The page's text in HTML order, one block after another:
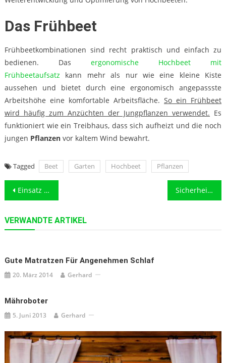
Das Frühbeet
Frühbeetkombinationen sind recht praktisch und einfach zu
bedienen. Das ergonomische Hochbeet mit
Frühbeetaufsatz kann mehr als nur wie eine kleine Kiste
aussehen und bietet durch eine ergonomisch angepassste
Arbeitshöhe eine komfortable Arbeitsfläche.So ein Frühbeet
wird häufig zum Anzüchten der Jungpflanzen verwendet. Es
funktioniert wie ein Treibhaus, dass sich aufheizt und die noch
jungen Pflanzenvor kaltem Wind bewahrt.
Tagged Beet Garten Hochbeet Pflanzen
Beitragsnavigation
Einsatz von Kompressoren beim Hausbau Sicherheit für alt und jung zu Hause mit rutschhemmenden Bodenbelägen
VERWANDTE ARTIKEL
Gute Matratzen Für Angenehmen Schlaf
20. März 2014 Gerhard
Mähroboter
5. Juni 2013 Gerhard